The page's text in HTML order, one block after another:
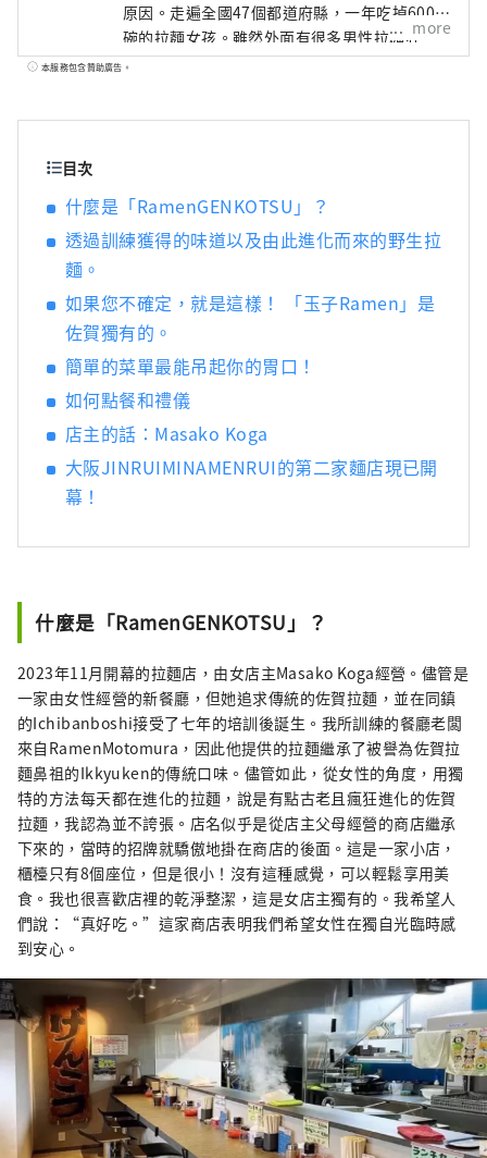
原因。走遍全國47個都道府縣，一年吃掉600多
碗的拉麵女孩。雖然外面有很多男性拉麵狂
人，但我們正在關注他的拉麵生活方式，他在
共吸引了約75萬人參加。 2018年，成立
Ramen Switch株式會社，並發表全球首個拉麵
and Agave Craft Salmon for Ramen》的製作
人和作者以及《Tokyo Ramen Collection》的
作者（正文社）
more
本服務包含贊助廣告。
目次
什麼是「RamenGENKOTSU」？
透過訓練獲得的味道以及由此進化而來的野生拉
麵。
如果您不確定，就是這樣！ 「玉子Ramen」是
佐賀獨有的。
簡單的菜單最能吊起你的胃口！
如何點餐和禮儀
店主的話：Masako Koga
大阪JINRUIMINAMENRUI的第二家麵店現已開
幕！
什麼是「RamenGENKOTSU」？
2023年11月開幕的拉麵店，由女店主Masako Koga經營。儘管是
一家由女性經營的新餐廳，但她追求傳統的佐賀拉麵，並在同鎮
的Ichibanboshi接受了七年的培訓後誕生。我所訓練的餐廳老闆
來自RamenMotomura，因此他提供的拉麵繼承了被譽為佐賀拉
麵鼻祖的Ikkyuken的傳統口味。儘管如此，從女性的角度，用獨
特的方法每天都在進化的拉麵，說是有點古老且瘋狂進化的佐賀
拉麵，我認為並不誇張。店名似乎是從店主父母經營的商店繼承
下來的，當時的招牌就驕傲地掛在商店的後面。這是一家小店，
櫃檯只有8個座位，但是很小！沒有這種感覺，可以輕鬆享用美
食。我也很喜歡店裡的乾淨整潔，這是女店主獨有的。我希望人
們說：“真好吃。”這家商店表明我們希望女性在獨自光臨時感
到安心。